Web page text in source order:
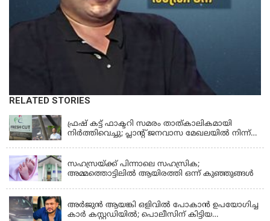
RELATED STORIES
KERALA
ഫ്രഷ് കട്ട് ഫാക്ടറി സമരം താത്കാലികമായി
നിർത്തിവെച്ചു; പ്ലാൻ്റ് ജനവാസ മേഖലയിൽ നിന്ന്
സഹസ്രയ്ക്ക് പിന്നാലെ സഹസ്രിക;
അമ്മത്തൊട്ടിലില്‍ ആയിരത്തി ഒന്ന് കുഞ്ഞുങ്ങള്‍
അർജുൻ ആയങ്കി ഒളിവിൽ പോകാൻ ഉപയോഗിച്ച
കാർ കസ്റ്റഡിയിൽ; പൊലീസിന് കിട്ടിയ